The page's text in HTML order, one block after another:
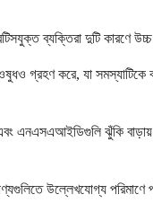
ব্যক্তিরা দুটি কারণে
গ্রহণ করে, যা
ঝুঁকি বাড়ায়।
উল্লেখযোগ্য